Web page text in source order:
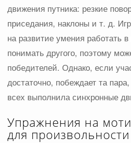
движения путника: резкие
приседания, наклоны и т. д.
на развитие умения работать
понимать другого, поэтому
победителей. Однако, если
достаточно, побеждает та
всех выполнила синхронные
Упражнения на
для